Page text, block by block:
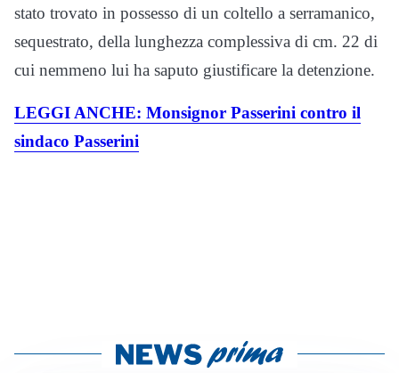
stato trovato in possesso di un coltello a serramanico,
sequestrato, della lunghezza complessiva di cm. 22 di
cui nemmeno lui ha saputo giustificare la detenzione.
LEGGI ANCHE: Monsignor Passerini contro il
sindaco Passerini